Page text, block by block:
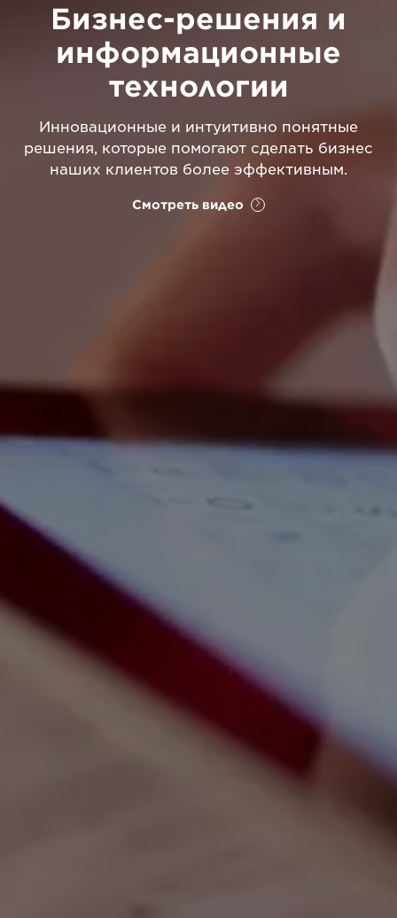
Бизнес-решения и
информационные
технологии
Инновационные и интуитивно понятные
решения, которые помогают сделать бизнес
наших клиентов более эффективным.
Смотреть видео